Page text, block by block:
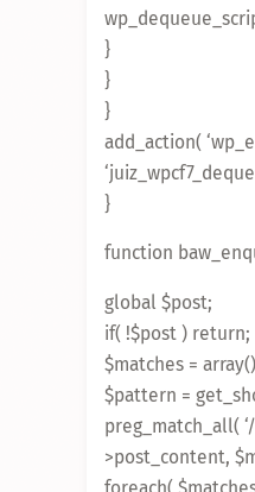
}
}
}
add_action(
}
function
global $post;
if( !$post ) return;
$matches =
$pattern =
preg_match_all(
>post_content,